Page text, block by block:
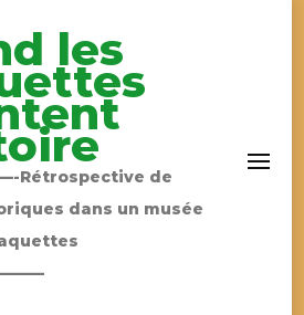
les
de
dans un musée